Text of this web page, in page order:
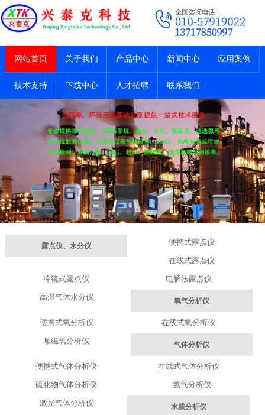
网站首页 关于我们 产品中心 新闻中心 应用案例
技术支持 下载中心 人才招聘 联系我们
露点仪、水分仪 便携式露点仪
在线式露点仪
冷镜式露点仪 电解法露点仪
高湿气体水分仪 氧气分析仪
便携式氧分析仪 在线式氧分析仪
顺磁氧分析仪 气体分析仪
便携式气体分析仪 在线式气体分析仪
硫化物气体分析仪 氢气分析仪
激光气体分析仪 水质分析仪